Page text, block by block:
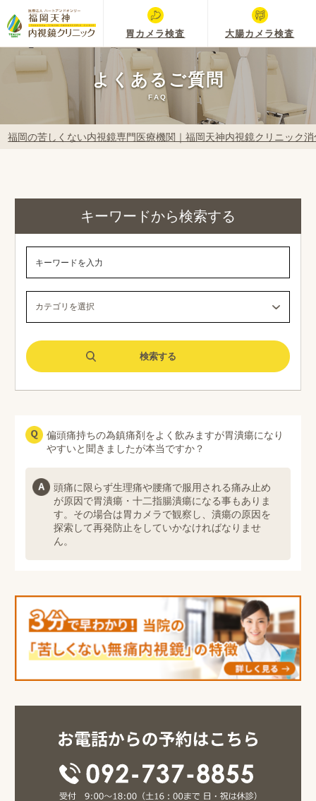
胃カメラ検査 大腸カメラ検査
よくあるご質問
FAQ
福岡の苦しくない内視鏡専門医療機関｜福岡天神内視鏡クリニック
キーワードから検索する
偏頭痛持ちの為鎮痛剤をよく飲みますが胃潰瘍になり
やすいと聞きましたが本当ですか？
頭痛に限らず生理痛や腰痛で服用される痛み止め
が原因で胃潰瘍・十二指腸潰瘍になる事もありま
す。その場合は胃カメラで観察し、潰瘍の原因を
探索して再発防止をしていかなければなりませ
ん。